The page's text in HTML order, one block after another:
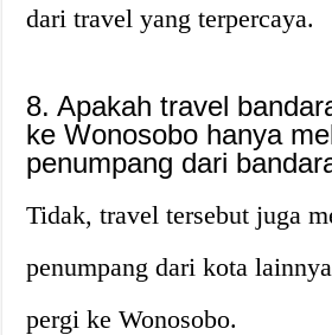
dari travel yang terpercaya.
8. Apakah travel
ke Wonosobo hanya
penumpang dari
Tidak, travel tersebut juga
penumpang dari kota
pergi ke Wonosobo.